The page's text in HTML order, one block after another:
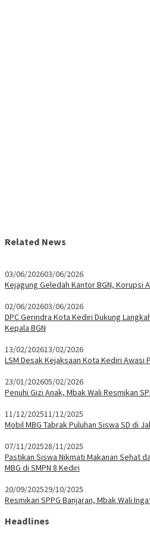
Related News
03/06/202603/06/2026
Kejagung Geledah Kantor BGN, Korupsi
02/06/202603/06/2026
DPC Gerindra Kota Kediri Dukung
Kepala BGN
13/02/202613/02/2026
LSM Desak Kejaksaan Kota Kediri Awasi
23/01/202605/02/2026
Penuhi Gizi Anak, Mbak Wali Resmikan
11/12/202511/12/2025
Mobil MBG Tabrak Puluhan Siswa SD di
07/11/202528/11/2025
Pastikan Siswa Nikmati Makanan Sehat
MBG di SMPN 8 Kediri
20/09/202529/10/2025
Resmikan SPPG Banjaran, Mbak Wali
Headlines